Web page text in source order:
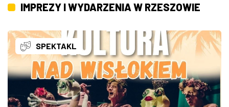
IMPREZY
ROZRYWKA
W KINACH
GASTRONOMIA
IMPREZY I WYDARZENIA W RZESZOWIE
SPEKTAKL